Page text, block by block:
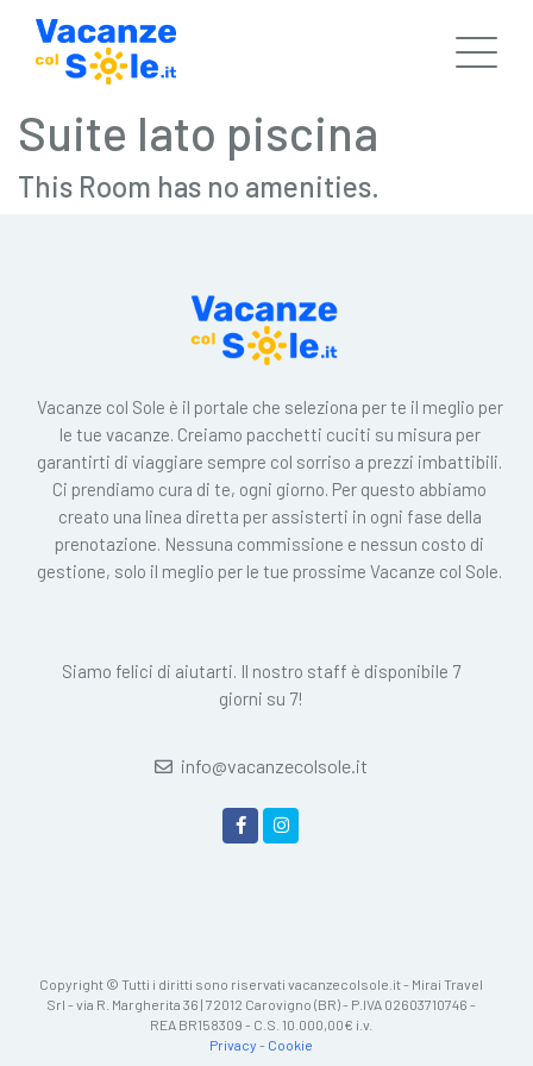
Suite lato piscina
This Room has no amenities.
Vacanze col Sole è il portale che seleziona per te il meglio per
le tue vacanze. Creiamo pacchetti cuciti su misura per
garantirti di viaggiare sempre col sorriso a prezzi imbattibili.
Ci prendiamo cura di te, ogni giorno. Per questo abbiamo
creato una linea diretta per assisterti in ogni fase della
prenotazione. Nessuna commissione e nessun costo di
gestione, solo il meglio per le tue prossime Vacanze col Sole.
Siamo felici di aiutarti. Il nostro staff è disponibile 7
giorni su 7!
info@vacanzecolsole.it
Copyright © Tutti i diritti sono riservati vacanzecolsole.it - Mirai Travel
Srl - via R. Margherita 36 | 72012 Carovigno (BR) - P.IVA 02603710746 -
REA BR158309 - C.S. 10.000,00€ i.v.
Privacy - Cookie